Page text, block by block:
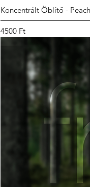
Koncentrált Öblítő - Peach
Ár
4500 Ft